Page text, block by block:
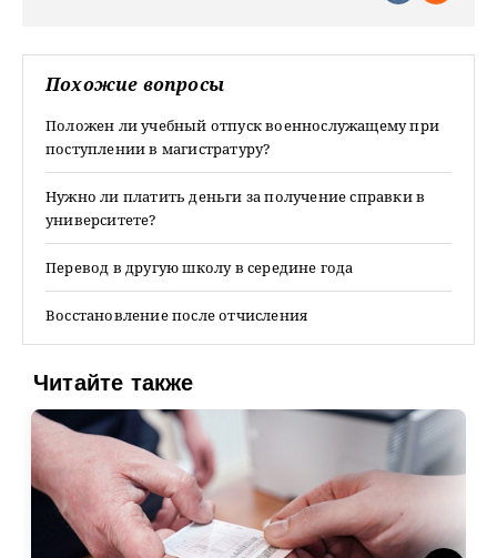
Похожие вопросы
Положен ли учебный отпуск военнослужащему при
поступлении в магистратуру?
Нужно ли платить деньги за получение справки в
университете?
Перевод в другую школу в середине года
Восстановление после отчисления
Читайте также